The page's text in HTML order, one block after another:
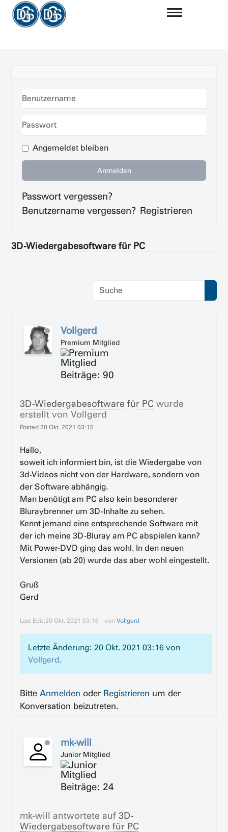
Benutzername
Passwort
Angemeldet bleiben
Anmelden
Passwort vergessen?
Benutzername vergessen? Registrieren
3D-Wiedergabesoftware für PC
Vollgerd
Premium Mitglied
Beiträge: 90
3D-Wiedergabesoftware für PC wurde
erstellt vonVollgerd
Posted20 Okt. 2021 03:15
Hallo,
soweit ich informiert bin, ist die Wiedergabe von
3d-Videos nicht von der Hardware, sondern von
der Software abhängig.
Man benötigt am PC also kein besonderer
Bluraybrenner um 3D-Inhalte zu sehen.
Kennt jemand eine entsprechende Software mit
der ich meine 3D-Bluray am PC abspielen kann?
Mit Power-DVD ging das wohl. In den neuen
Versionen (ab 20) wurde das aber wohl eingestellt.
Gruß
Gerd
Last Edit:20 Okt. 2021 03:16 vonVollgerd
Letzte Änderung: 20 Okt. 2021 03:16 von
Vollgerd.
BitteAnmelden oder Registrieren um der
Konversation beizutreten.
mk-will
Junior Mitglied
Beiträge: 24
mk-will antwortete auf3D-
Wiedergabesoftware für PC